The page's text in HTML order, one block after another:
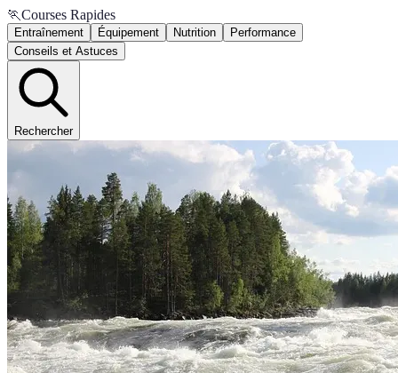
🏃Courses Rapides
Entraînement Équipement Nutrition
Performance
Conseils et Astuces
Rechercher